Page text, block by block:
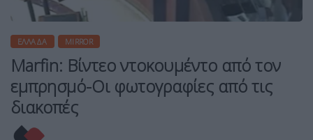
ΕΛΛΆΔΑ MIRROR
Marfin: Βίντεο ντοκουμέντο από τον
εμπρησμό-Οι φωτογραφίες από τις
διακοπές